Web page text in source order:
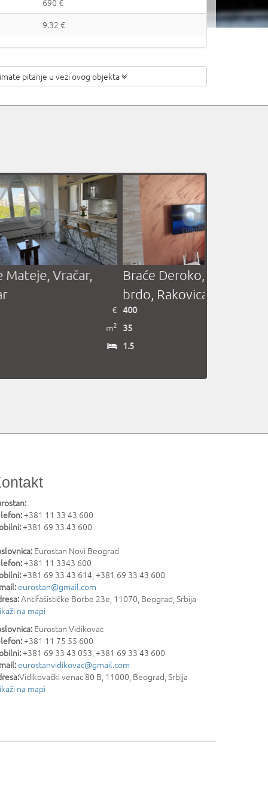
690 €
9.32 €
pitanje u vezi ovog objekta
Vudroa Vilsona,
na vodi, Savski
€
m 2
Dr Ivana Ribara, Blok
Novi Beograd
+381 11 33 43 600
+381 69 33 43 600
Eurostan Novi Beograd
+381 11 3343 600
+381 69 33 43 614, +381 69 33 43 600
eurostan@gmail.com
Antifašističke Borbe 23e, 11070, Beograd,Srbija
na mapi
Eurostan Vidikovac
+381 11 75 55 600
+381 69 33 43 053, +381 69 33 43 600
eurostanvidikovac@gmail.com
Vidikovački venac 80 B, 11000, Beograd,Srbija
na mapi